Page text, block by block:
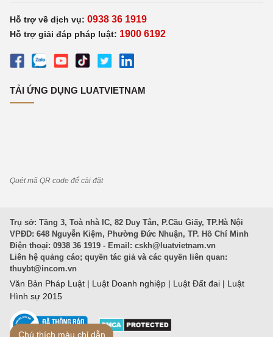
Hỗ trợ về dịch vụ: 0938 36 1919
Hỗ trợ giải đáp pháp luật: 1900 6192
TẢI ỨNG DỤNG LUATVIETNAM
Quét mã QR code để cài đặt
Trụ sở: Tầng 3, Toà nhà IC, 82 Duy Tân, P.Cầu Giấy, TP.Hà Nội
VPĐD: 648 Nguyễn Kiệm, Phường Đức Nhuận, TP. Hồ Chí Minh
Điện thoại: 0938 36 1919 - Email: cskh@luatvietnam.vn
Liên hệ quảng cáo; quyền tác giả và các quyền liên quan:
thuybt@incom.vn
Văn Bản Pháp Luật | Luật Doanh nghiệp | Luật Đất đai | Luật
Hình sự 2015
Chú thích màu chỉ dẫn